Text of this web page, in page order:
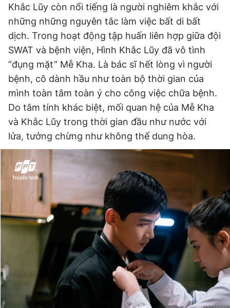
Khắc Lũy còn nổi tiếng là người nghiêm khắc với
những những nguyên tắc làm việc bất di bất
dịch. Trong hoạt động tập huấn liên hợp giữa đội
SWAT và bệnh viện, Hình Khắc Lũy đã vô tình
“đụng mặt” Mễ Kha. Là bác sĩ hết lòng vì người
bệnh, cô dành hầu như toàn bộ thời gian của
mình toàn tâm toàn ý cho công việc chữa bệnh.
Do tâm tính khác biệt, mối quan hệ của Mễ Kha
và Khắc Lũy trong thời gian đầu như nước với
lửa, tưởng chừng như không thể dung hòa.